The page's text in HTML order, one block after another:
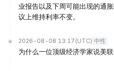
业报告以及下周可能出现的通
议上维持利率不变。
2026-08-08 13:17 (UTC) 中性
为什么一位顶级经济学家说美